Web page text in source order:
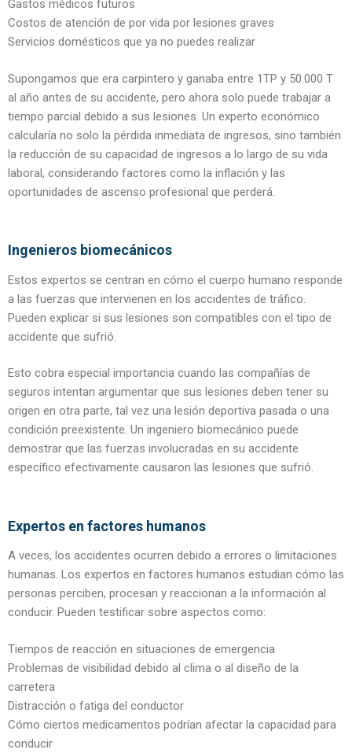
Gastos médicos futuros
Costos de atención de por vida por lesiones graves
Servicios domésticos que ya no puedes realizar
Supongamos que era carpintero y ganaba entre 1TP y 50.000 T
al año antes de su accidente, pero ahora solo puede trabajar a
tiempo parcial debido a sus lesiones. Un experto económico
calcularía no solo la pérdida inmediata de ingresos, sino también
la reducción de su capacidad de ingresos a lo largo de su vida
laboral, considerando factores como la inflación y las
oportunidades de ascenso profesional que perderá.
Ingenieros biomecánicos
Estos expertos se centran en cómo el cuerpo humano responde
a las fuerzas que intervienen en los accidentes de tráfico.
Pueden explicar si sus lesiones son compatibles con el tipo de
accidente que sufrió.
Esto cobra especial importancia cuando las compañías de
seguros intentan argumentar que sus lesiones deben tener su
origen en otra parte, tal vez una lesión deportiva pasada o una
condición preexistente. Un ingeniero biomecánico puede
demostrar que las fuerzas involucradas en su accidente
específico efectivamente causaron las lesiones que sufrió.
Expertos en factores humanos
A veces, los accidentes ocurren debido a errores o limitaciones
humanas. Los expertos en factores humanos estudian cómo las
personas perciben, procesan y reaccionan a la información al
conducir. Pueden testificar sobre aspectos como:
Tiempos de reacción en situaciones de emergencia
Problemas de visibilidad debido al clima o al diseño de la
carretera
Distracción o fatiga del conductor
Cómo ciertos medicamentos podrían afectar la capacidad para
conducir